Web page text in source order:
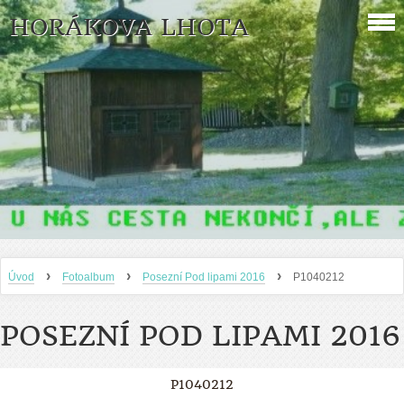
HORÁKOVA LHOTA
Úvod › Fotoalbum › Posezní Pod lipami 2016 › P1040212
POSEZNÍ POD LIPAMI 2016
P1040212